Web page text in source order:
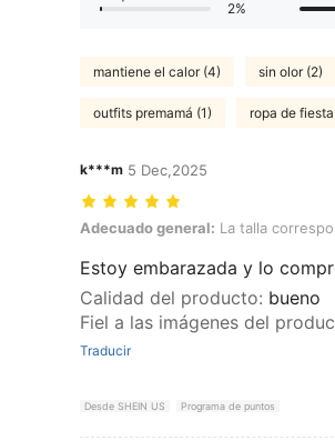
2%
mantiene el calor (4) sin olor (2)
outfits premamá (1) ropa de fiesta
k***m 5 Dec,2025
Adecuado general: La talla corresponde,
Adecuado general: La talla
Estoy embarazada y lo
Calidad del producto: bueno
Fiel a las imágenes del
Traducir
Desde SHEIN US Programa de puntos